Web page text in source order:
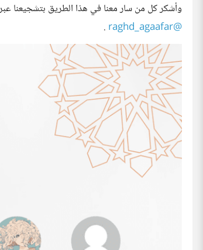
وأشكر كل من سار معنا في هذا الطريق بتشجيعنا
@raghd_agaafar
.